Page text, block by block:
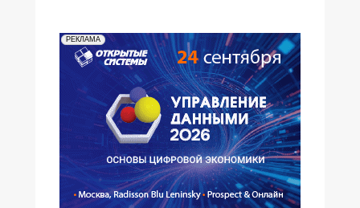
РЕКЛАМА